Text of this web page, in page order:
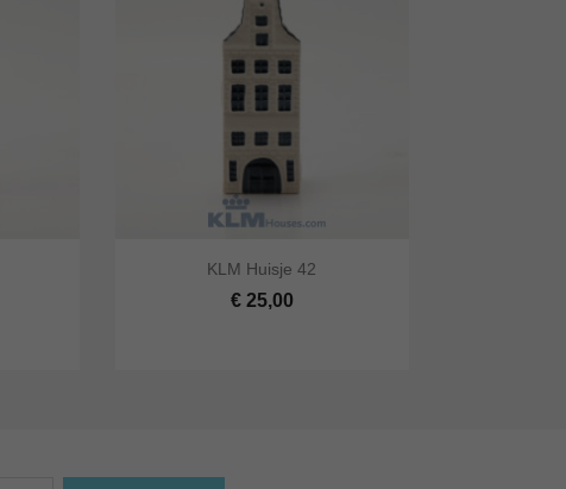
Snel bekijken In winkelwagen
KLM Huisje 42
€ 25,00